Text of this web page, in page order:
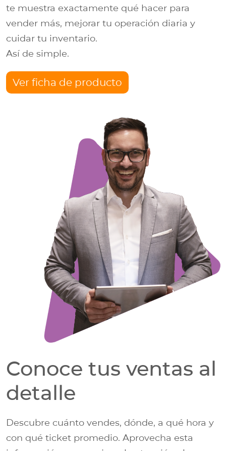
te muestra exactamente qué hacer para
vender más, mejorar tu operación diaria y
cuidar tu inventario.
Así de simple.
Ver ficha de producto
Conoce tus ventas al
detalle
Descubre cuánto vendes, dónde, a qué hora y
con qué ticket promedio. Aprovecha esta